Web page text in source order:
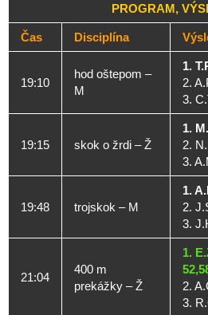
PROGRAM,
Čas Disciplína
19:10
hod oštepom –
M
1.
2.
3.
19:15 skok o žrdi – Ž
1.
2.
3.
19:48 trojskok – M
1.
2.
3.
21:04
400 m
prekážky – Ž
1.
2.
3.